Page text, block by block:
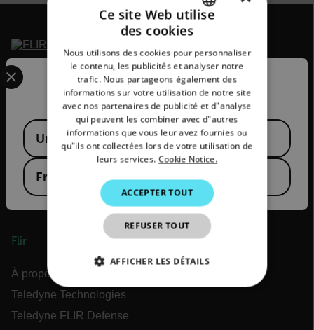
2026© Flir Tous droits réservés.
Flir
À propos de Flir
Teledyne Technologies
Teledyne FLIR Defense
Confirm Location
Select your preferred country and language from the
Available Locations
United States
France
GERMAN
FRENCH
SPANISH
PORTUGUESE
ITALIAN
KOREAN
JAPANESE
CHINESE
Ce site Web utilise
des cookies
Nous utilisons des cookies pour personnaliser
le contenu, les publicités et analyser notre
trafic. Nous partageons également des
informations sur votre utilisation de notre site
avec nos partenaires de publicité et d"analyse
qui peuvent les combiner avec d"autres
informations que vous leur avez fournies ou
qu"ils ont collectées lors de votre utilisation de
leurs services. Cookie Notice.
ACCEPTER TOUT
REFUSER TOUT
AFFICHER LES DÉTAILS
STRICTEMENT NÉCESSAIRES